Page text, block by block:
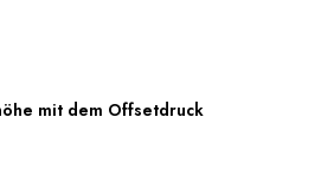
mit dem Offsetdruck